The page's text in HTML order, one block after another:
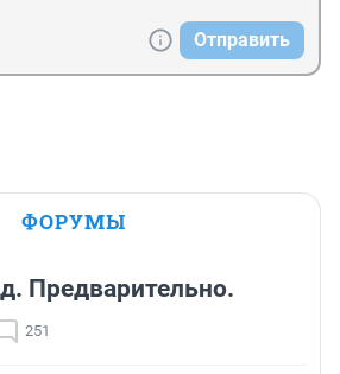
Отправить
ФОРУМЫ
Предварительно.
251